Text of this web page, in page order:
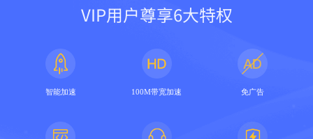
VIP用户尊享6大特权
智能加速 100M带宽加速 免广告